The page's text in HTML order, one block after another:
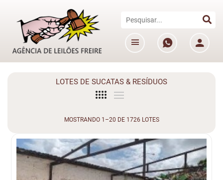
LOTES DE SUCATAS & RESÍDUOS
MOSTRANDO 1–20 DE 1726 LOTES